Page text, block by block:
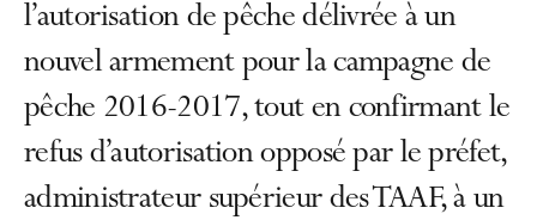
l’autorisation de pêche délivrée à un
nouvel armement pour la campagne de
pêche 2016-2017, tout en confirmant le
refus d’autorisation opposé par le préfet,
administrateur supérieur des TAAF, à un